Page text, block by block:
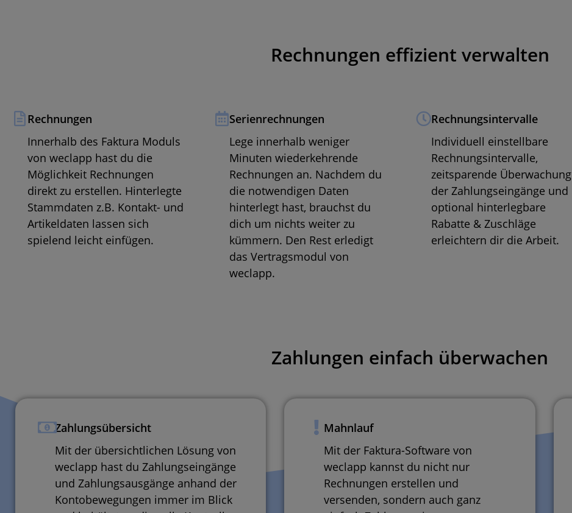
Rechnungen effizient verwalten
Rechnungen
Innerhalb des Faktura Moduls
von weclapp hast du die
Möglichkeit Rechnungen
direkt zu erstellen. Hinterlegte
Stammdaten z.B. Kontakt- und
Artikeldaten lassen sich
spielend leicht einfügen.
Serienrechnungen
Lege innerhalb weniger
Minuten wiederkehrende
Rechnungen an. Nachdem du
die notwendigen Daten
hinterlegt hast, brauchst du
dich um nichts weiter zu
kümmern. Den Rest erledigt
das Vertragsmodul von
weclapp.
Rechnungsintervalle
Individuell einstellbare
Rechnungsintervalle,
zeitsparende Überwachung
der Zahlungseingänge und
optional hinterlegbare
Rabatte & Zuschläge
erleichtern dir die Arbeit.
Zahlungen einfach überwachen
Zahlungsübersicht
Mit der übersichtlichen Lösung von
weclapp hast du Zahlungseingänge
und Zahlungsausgänge anhand der
Kontobewegungen immer im Blick
Mahnlauf
Mit der Faktura-Software von
weclapp kannst du nicht nur
Rechnungen erstellen und
versenden, sondern auch ganz